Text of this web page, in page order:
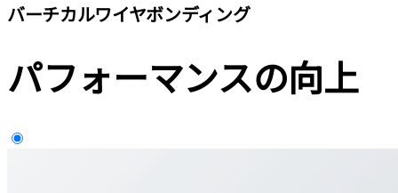
バーチカルワイヤボンディング
パフォーマンスの向上